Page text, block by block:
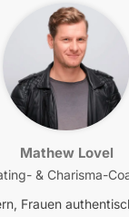
Mathew Lovel
& Charisma-
Frauen